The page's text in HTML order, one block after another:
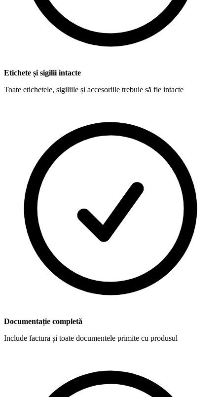
Etichete și sigilii intacte
Toate etichetele, sigiliile și accesoriile trebuie să fie intacte
Documentație completă
Include factura și toate documentele primite cu produsul